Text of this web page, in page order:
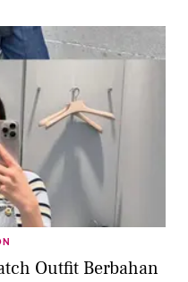
Outfit Berbahan